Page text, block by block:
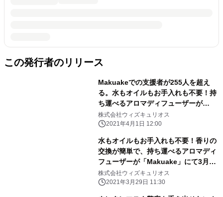
この発行者のリリース
Makuakeでの支援者が255人を超え
る。水もオイルもお手入れも不要！持
ち運べるアロマディフューザーが
「Makuake」にて目標達成
株式会社ウィズキュリオス
2021年4月1日 12:00
水もオイルもお手入れも不要！香りの
交換が簡単で、持ち運べるアロマディ
フューザーが「Makuake」にて3月29
日（月）先行予約開始
株式会社ウィズキュリオス
2021年3月29日 11:30